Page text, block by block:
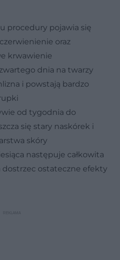
procedury pojawia się
oraz
krwawienie
dnia na twarzy
i powstają bardzo
od tygodnia do
się stary naskórek i
skóry
następuje całkowita
dostrzec ostateczne efekty